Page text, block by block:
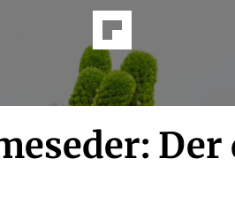
Der